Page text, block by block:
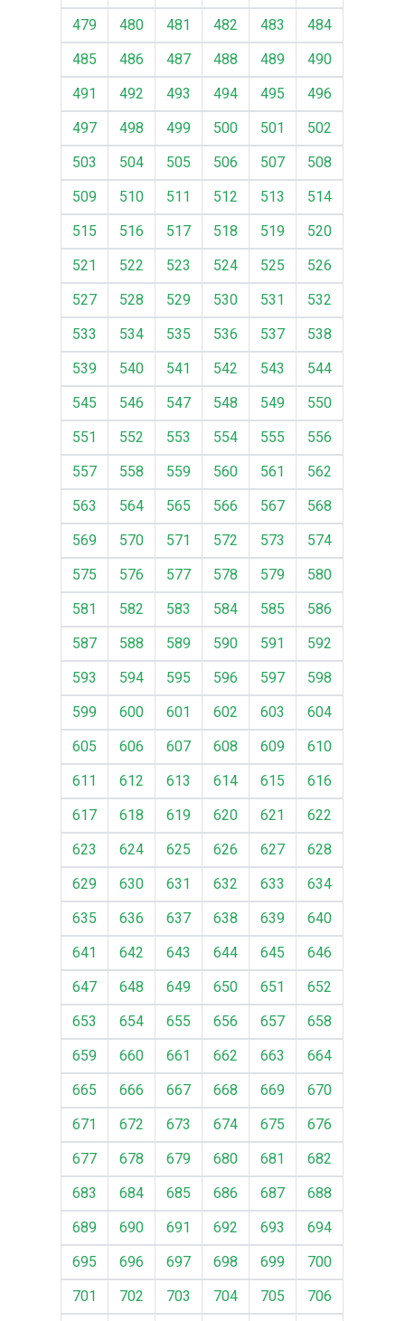
479 480 481 482 483
484
485
486 487 488 489
490
491
492 493 494 495
496
497
498 499 500 501
502
503
504 505 506 507
508
509
510 511 512 513
514
515
516 517 518 519
520
521
522 523 524 525
526
527
528 529 530 531
532
533
534 535 536 537
538
539
540 541 542 543
544
545
546 547 548 549
550
551
552 553 554 555
556
557
558 559 560 561
562
563
564 565 566 567
568
569
570 571 572 573
574
575
576 577 578 579
580
581
582 583 584 585
586
587
588 589 590 591
592
593
594 595 596 597
598
599
600 601 602 603
604
605
606 607 608 609
610
611
612 613 614 615
616
617
618 619 620 621
622
623
624 625 626 627
628
629
630 631 632 633
634
635
636 637 638 639
640
641
642 643 644 645
646
647
648 649 650 651
652
653
654 655 656 657
658
659
660 661 662 663
664
665
666 667 668 669
670
671
672 673 674 675
676
677
678 679 680 681
682
683
684 685 686 687
688
689
690 691 692 693
694
695
696 697 698 699
700
701
702 703 704 705
706